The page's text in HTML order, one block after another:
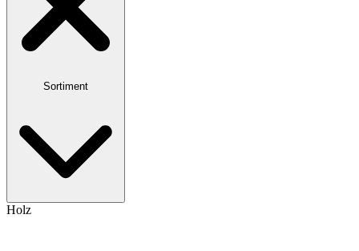
Sortiment
Holz